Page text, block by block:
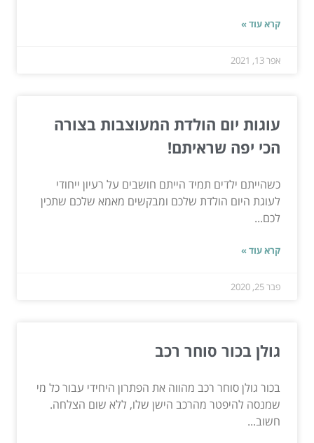
קרא עוד »
אפר 13, 2021
עוגות יום הולדת המעוצבות בצורה
הכי יפה שראיתם!
כשהייתם ילדים תמיד הייתם חושבים על רעיון ייחודי
לעוגת היום הולדת שלכם ומבקשים מאמא שלכם שתכין
לכם...
קרא עוד »
פבר 25, 2020
גולן בכור סוחר רכב
בכור גולן סוחר רכב מהווה את הפתרון היחידי עבור כל מי
שמנסה להיפטר מהרכב הישן שלו, ללא שום הצלחה.
חשוב...